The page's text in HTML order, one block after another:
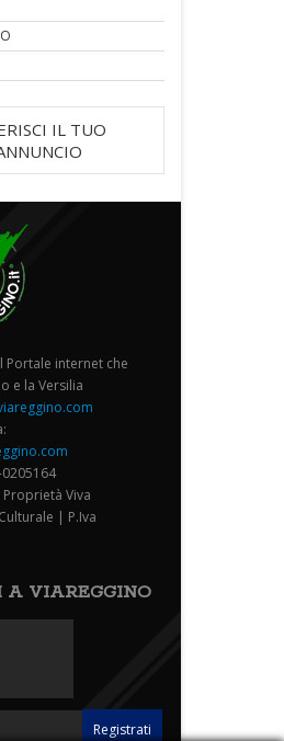
IL TUO
Portale internet che
e la Versilia
Viva
| P.Iva
A VIAREGGINO